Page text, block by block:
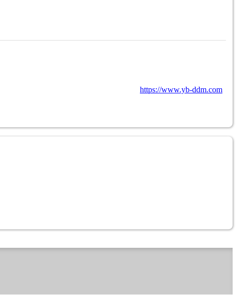
https://www.yb-ddm.com